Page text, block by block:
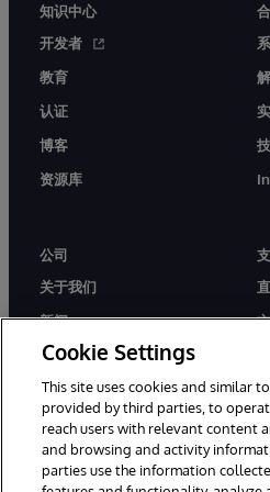
知识中心
开发者
教育
认证
博客
资源库
公司
关于我们
新闻
活动
工作机会
Cookie Settings
This site uses cookies and similar
provided by third parties, to
reach users with relevant content
and browsing and activity
parties use the information